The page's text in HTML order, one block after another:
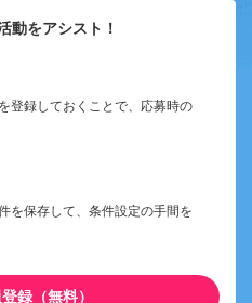
動をアシスト！
登録しておくことで、応募時の
を保存して、条件設定の手間を
録（無料）